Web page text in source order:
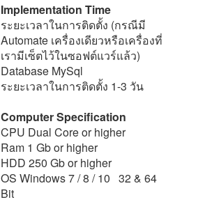
Implementation Time
ระยะเวลาในการติดตั้ง (กรณีมี
Automate เครื่องเดียวหรือเครื่องที่
เรามีเซ็ตไว้ในซอฟต์แวร์แล้ว)
Database MySql
ระยะเวลาในการติดตั้ง 1-3 วัน
Computer Specification
CPU Dual Core or higher
Ram 1 Gb or higher
HDD 250 Gb or higher
OS Windows 7 / 8 / 10 32 & 64
Bit